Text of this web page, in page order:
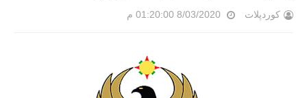
کوردپلات 8/03/2020 01:20:00 م